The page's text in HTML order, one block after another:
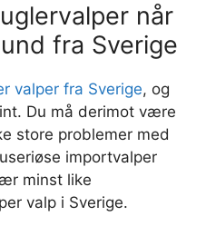
når
fra Sverige
valper fra Sverige, og
Du må derimot være
store problemer med
importvalper
minst like
valp i Sverige.